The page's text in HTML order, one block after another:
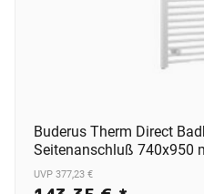
Buderus Therm Direct
Seitenanschluß 740x950
UVP 377,23 €